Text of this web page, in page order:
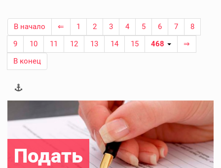
В начало ⇐ 1 2 3 4 5 6 7
8
9
10 11 12 13 14 15 468
⇒
В конец
Подать